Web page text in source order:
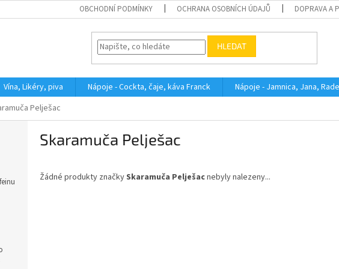
OBCHODNÍ PODMÍNKY OCHRANA OSOBNÍCH ÚDAJŮ DOPRAVA A
HLEDAT
Vína, Likéry, piva Nápoje - Cockta, čaje, káva Franck Nápoje - Jamnica, Jana,
Pelješac
Skaramuča Pelješac
Žádné produkty značkySkaramuča Pelješacnebyly nalezeny...